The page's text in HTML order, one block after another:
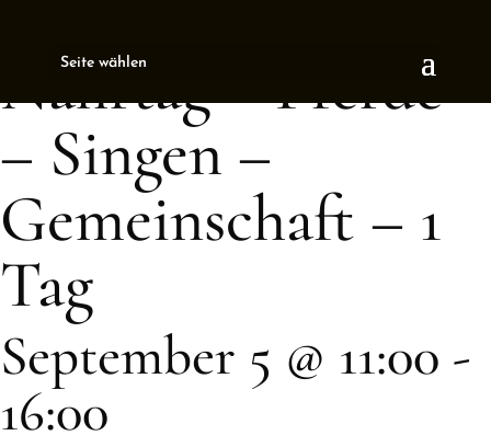
Seite wählen
Nährtag – Pferde
– Singen –
Gemeinschaft – 1
Tag
September 5 @ 11:00 -
16:00